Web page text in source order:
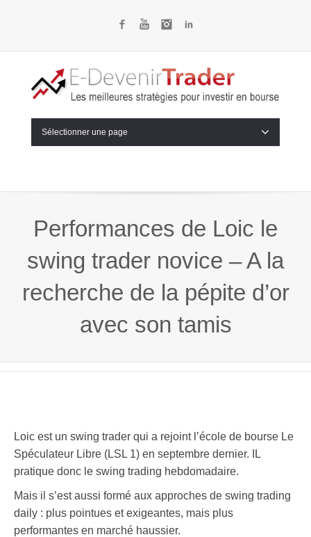
FacebookYouTubeInstagram
Sélectionner une page
Performances de Loic le
swing trader novice – A la
recherche de la pépite d’or
avec son tamis
Loic est un swing trader qui a rejoint l’école de bourse Le
Spéculateur Libre (LSL 1) en septembre dernier. IL
pratique donc le swing trading hebdomadaire.
Mais il s’est aussi formé aux approches de swing trading
daily : plus pointues et exigeantes, mais plus
performantes en marché haussier.